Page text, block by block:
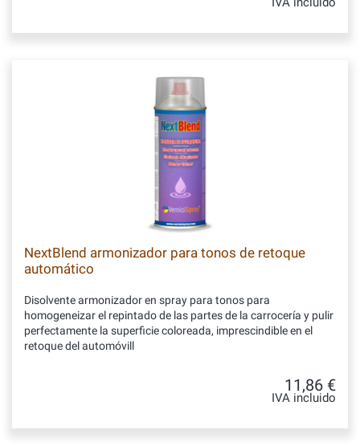
IVA incluido
NextBlend armonizador para tonos de retoque
automático
Disolvente armonizador en spray para tonos para
homogeneizar el repintado de las partes de la carrocería y pulir
perfectamente la superficie coloreada, imprescindible en el
retoque del automóvill
11,86 €
IVA incluido